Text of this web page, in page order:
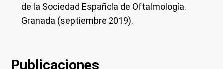
de la Sociedad Española de Oftalmología.
Granada (septiembre 2019).
Publicaciones